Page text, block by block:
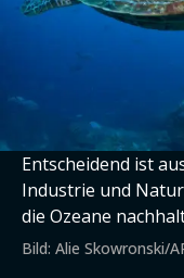
Entscheidend ist
Industrie und
die Ozeane
Bild: Alie Skowronski/